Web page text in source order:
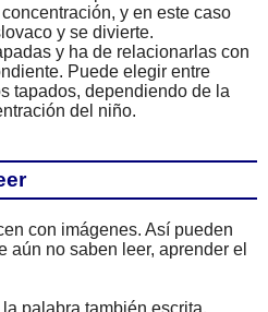
y en este caso
y se divierte.
y ha de relacionarlas con
Puede elegir entre
tapados, dependiendo de la
del niño.
con imágenes. Así pueden
aún no saben leer, aprender el